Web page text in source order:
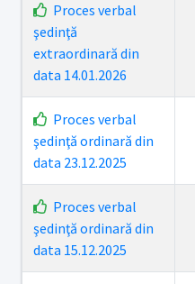
Proces verbal
şedinţă
extraordinară din
data 14.01.2026
Proces verbal
şedinţă ordinară din
data 23.12.2025
Proces verbal
şedinţă ordinară din
data 15.12.2025